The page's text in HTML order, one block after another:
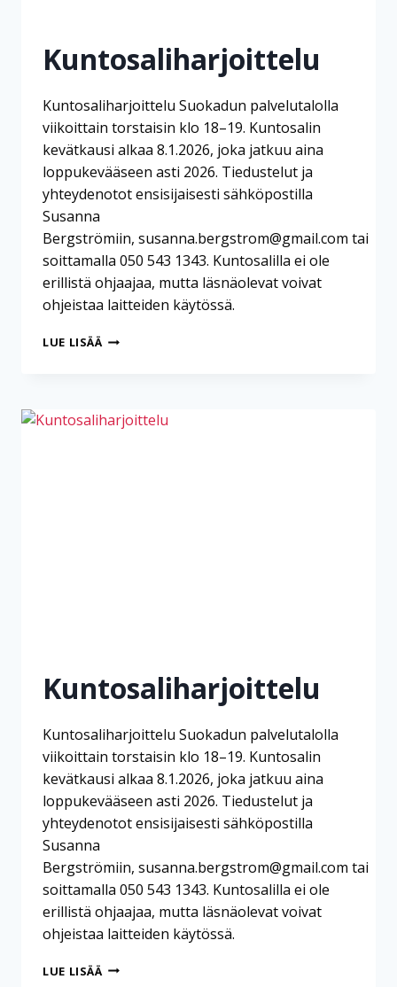
Kuntosaliharjoittelu
Kuntosaliharjoittelu Suokadun palvelutalolla
viikoittain torstaisin klo 18–19. Kuntosalin
kevätkausi alkaa 8.1.2026, joka jatkuu aina
loppukevääseen asti 2026. Tiedustelut ja
yhteydenotot ensisijaisesti sähköpostilla
Susanna
Bergströmiin, susanna.bergstrom@gmail.com tai
soittamalla 050 543 1343. Kuntosalilla ei ole
erillistä ohjaajaa, mutta läsnäolevat voivat
ohjeistaa laitteiden käytössä.
LUE LISÄÄ KUNTOSALIHARJOITTELU
Kuntosaliharjoittelu
Kuntosaliharjoittelu Suokadun palvelutalolla
viikoittain torstaisin klo 18–19. Kuntosalin
kevätkausi alkaa 8.1.2026, joka jatkuu aina
loppukevääseen asti 2026. Tiedustelut ja
yhteydenotot ensisijaisesti sähköpostilla
Susanna
Bergströmiin, susanna.bergstrom@gmail.com tai
soittamalla 050 543 1343. Kuntosalilla ei ole
erillistä ohjaajaa, mutta läsnäolevat voivat
ohjeistaa laitteiden käytössä.
LUE LISÄÄ KUNTOSALIHARJOITTELU